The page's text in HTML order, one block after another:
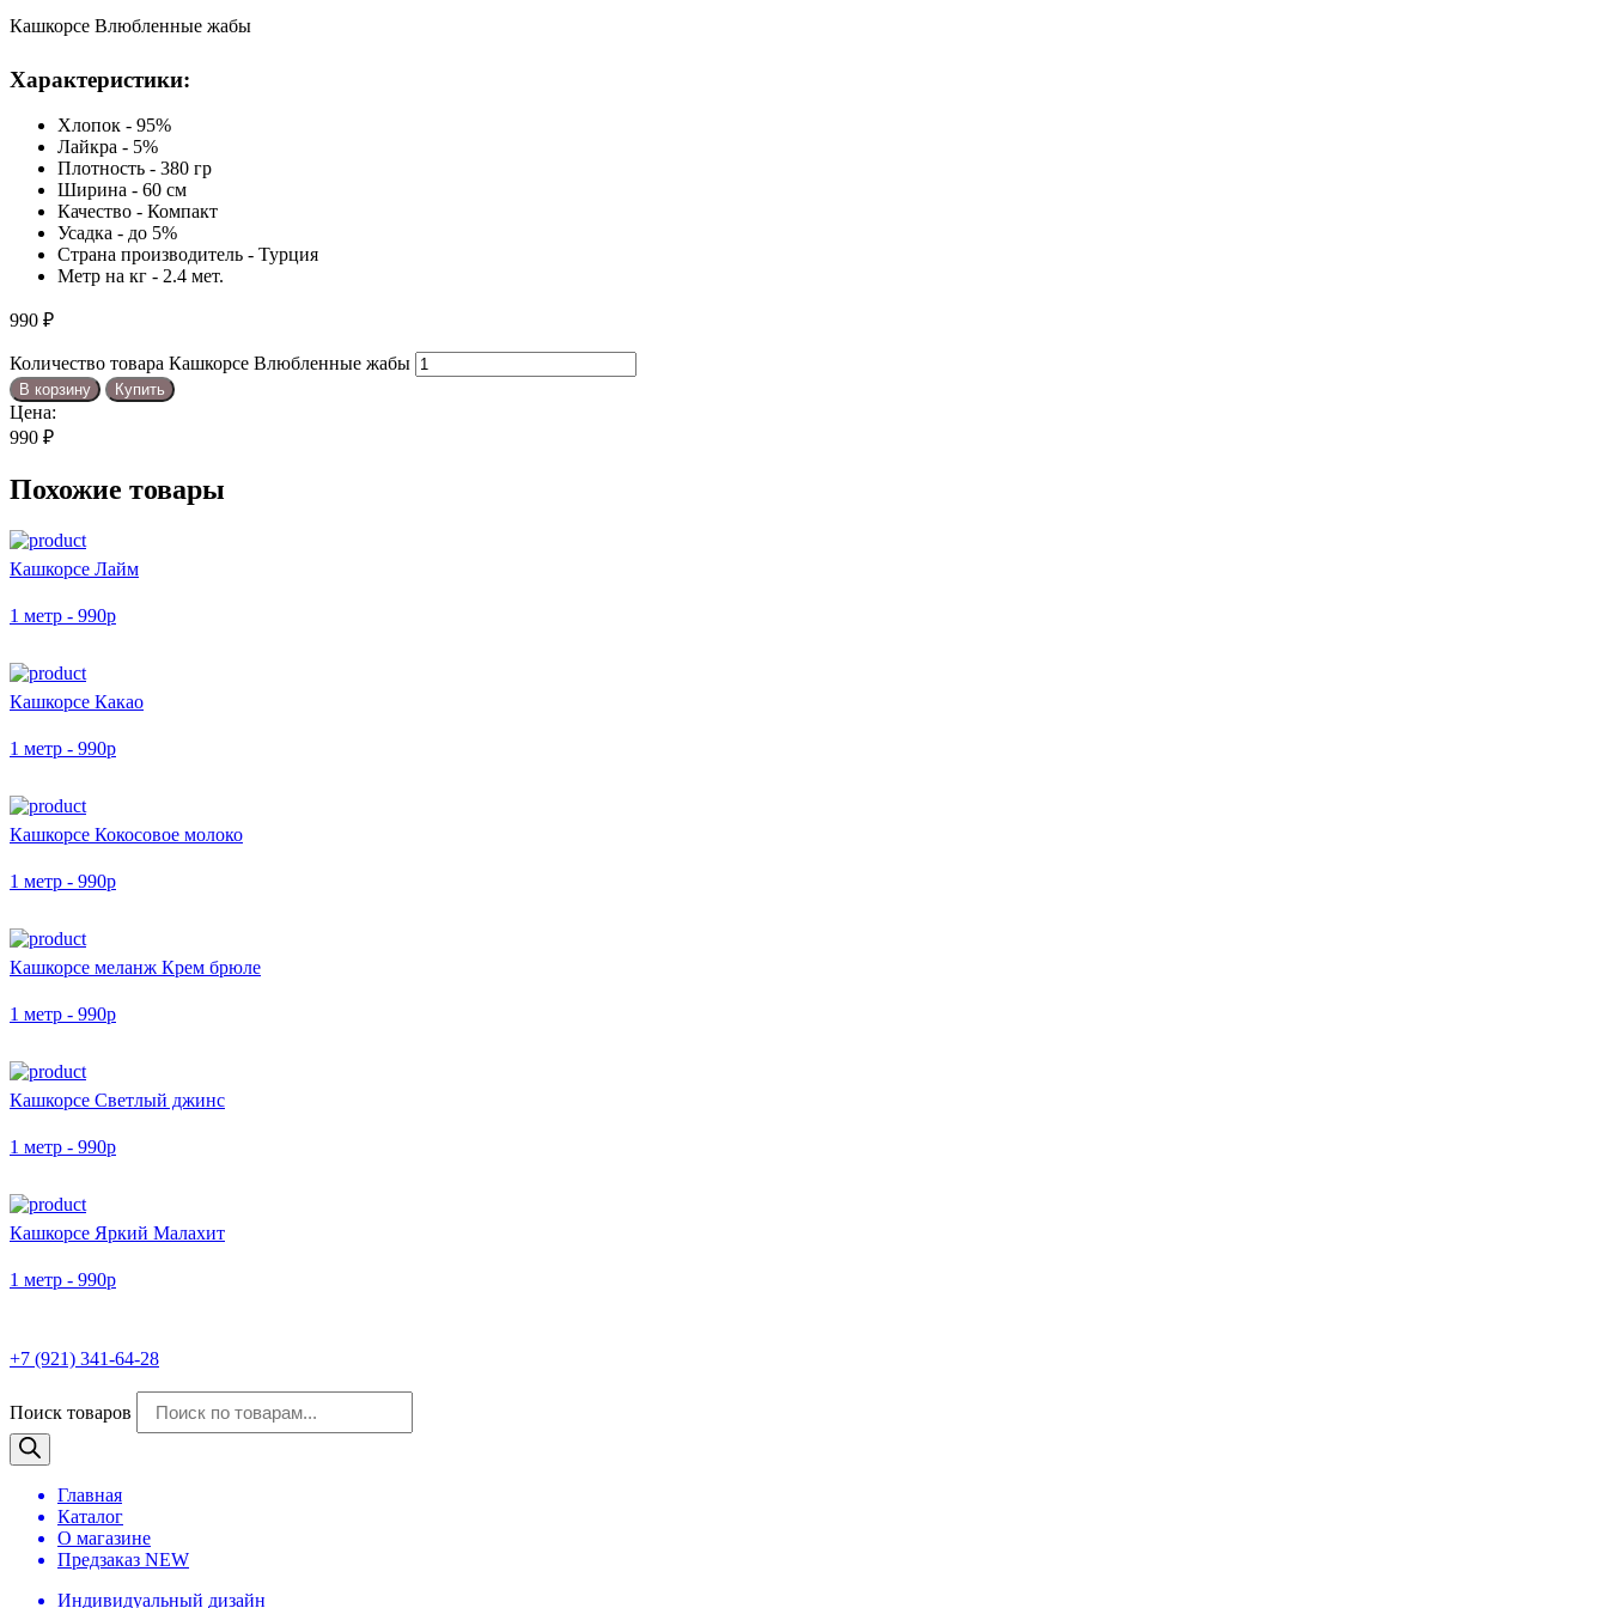
Кашкорсе Влюбленные жабы
Характеристики:
Хлопок - 95%
Лайкра - 5%
Плотность - 380 гр
Ширина - 60 см
Качество - Компакт
Усадка - до 5%
Страна производитель - Турция
Метр на кг - 2.4 мет.
990 ₽
Количество товара Кашкорсе Влюбленные жабы
В корзину Купить
Цена:
990 ₽
Похожие товары
Кашкорсе Лайм
1 метр - 990р
Кашкорсе Какао
1 метр - 990р
Кашкорсе Кокосовое молоко
1 метр - 990р
Кашкорсе меланж Крем брюле
1 метр - 990р
Кашкорсе Светлый джинс
1 метр - 990р
Кашкорсе Яркий Малахит
1 метр - 990р
+7 (921) 341-64-28
Поиск товаров
Главная
Каталог
О магазине
Предзаказ NEW
Индивидуальный дизайн